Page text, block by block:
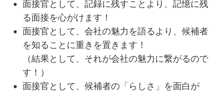
面接官として、記録に残すことより、記憶に残
る面接を心がけます！
面接官として、会社の魅力を語るより、候補者
を知ることに重きを置きます！
（結果として、それが会社の魅力に繋がるので
す！）
面接官として、候補者の「らしさ」を面白が